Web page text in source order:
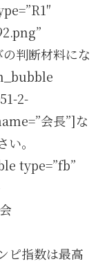
判断材料にな
2-
会長”]な
。
type=”fb”
ピ指数は最高